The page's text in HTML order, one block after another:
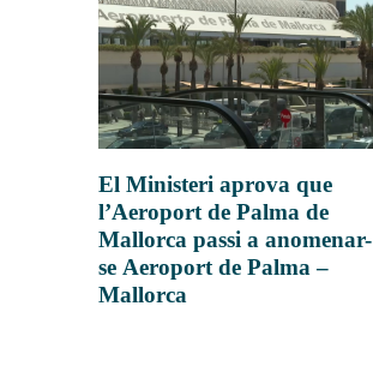
El Ministeri aprova que
l’Aeroport de Palma de
Mallorca passi a anomenar-
se Aeroport de Palma –
Mallorca